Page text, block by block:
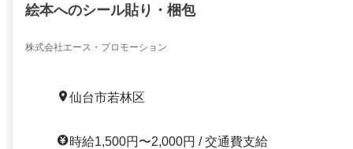
絵本へのシール貼り・梱包
株式会社エース・プロモーション
仙台市若林区
時給1,500円〜2,000円 / 交通費支給